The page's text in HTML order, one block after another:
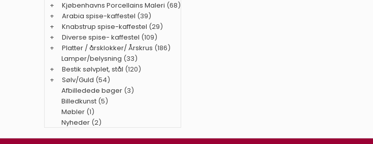
+
Kjøbenhavns Porcellains Maleri (68)
+
Arabia spise-kaffestel (39)
+
Knabstrup spise-kaffestel (29)
+
Diverse spise- kaffestel (109)
+
Platter / årsklokker/ Årskrus (186)
Lamper/belysning (33)
+
Bestik sølvplet, stål (120)
+
Sølv/Guld (54)
Afbilledede bøger (3)
Billedkunst (5)
Møbler (1)
Nyheder (2)